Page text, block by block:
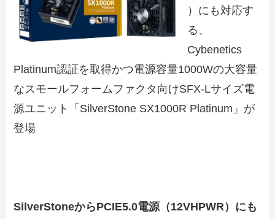
）にも対応す
る、
Cybenetics
Platinum認証を取得かつ電源容量1000Wの大容量
なスモールフォームファクタ向けSFX-Lサイズ電
源ユニット「SilverStone SX1000R Platinum」が
登場
SilverStoneからPCIE5.0電源（12VHPWR）にも